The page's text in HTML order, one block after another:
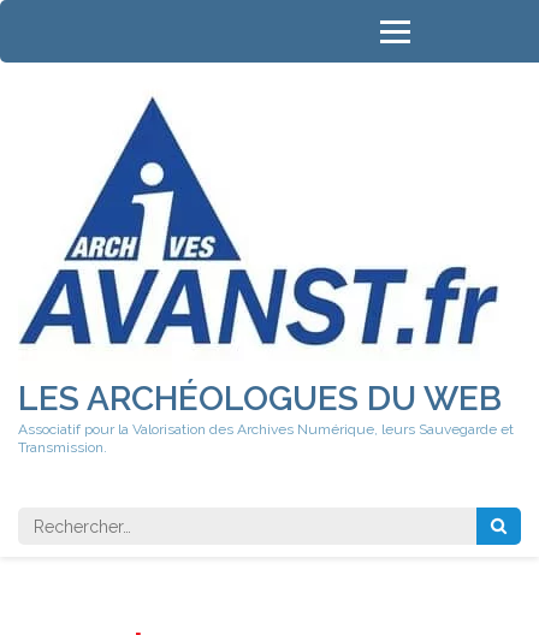
Aller
contenu
LES ARCHÉOLOGUES DU WEB
Associatif pour la Valorisation des Archives Numérique, leurs Sauvegarde et
Transmission.
Rechercher